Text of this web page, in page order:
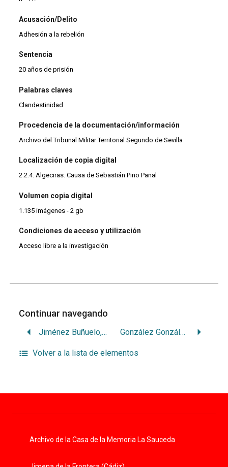
Acusación/Delito
Adhesión a la rebelión
Sentencia
20 años de prisión
Palabras claves
Clandestinidad
Procedencia de la documentación/información
Archivo del Tribunal Militar Territorial Segundo de Sevilla
Localización de copia digital
2.2.4. Algeciras. Causa de Sebastián Pino Panal
Volumen copia digital
1.135 imágenes - 2 gb
Condiciones de acceso y utilización
Acceso libre a la investigación
Continuar navegando
Jiménez Buñuelo, José González González, Ángel
Volver a la lista de elementos
Archivo de la Casa de la Memoria La Sauceda